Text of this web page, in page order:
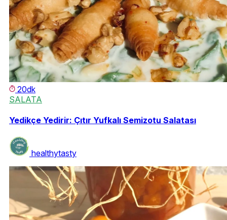
20dk
SALATA
Yedikçe Yedirir: Çıtır Yufkalı Semizotu Salatası
healthytasty